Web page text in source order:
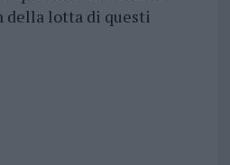
della lotta di questi